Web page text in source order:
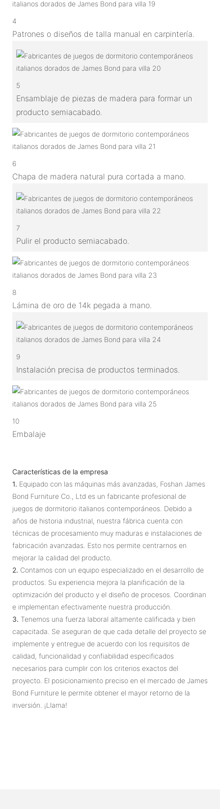
4
Patrones o diseños de talla manual en carpintería.
5
Ensamblaje de piezas de madera para formar un
producto semiacabado.
6
Chapa de madera natural pura cortada a mano.
7
Pulir el producto semiacabado.
8
Lámina de oro de 14k pegada a mano.
9
Instalación precisa de productos terminados.
10
Embalaje
Características de la empresa
1. Equipado con las máquinas más avanzadas, Foshan James
Bond Furniture Co., Ltd es un fabricante profesional de
juegos de dormitorio italianos contemporáneos. Debido a
años de historia industrial, nuestra fábrica cuenta con
técnicas de procesamiento muy maduras e instalaciones de
fabricación avanzadas. Esto nos permite centrarnos en
mejorar la calidad del producto.
2. Contamos con un equipo especializado en el desarrollo de
productos. Su experiencia mejora la planificación de la
optimización del producto y el diseño de procesos. Coordinan
e implementan efectivamente nuestra producción.
3. Tenemos una fuerza laboral altamente calificada y bien
capacitada. Se aseguran de que cada detalle del proyecto se
implemente y entregue de acuerdo con los requisitos de
calidad, funcionalidad y confiabilidad especificados
necesarios para cumplir con los criterios exactos del
proyecto. El posicionamiento preciso en el mercado de James
Bond Furniture le permite obtener el mayor retorno de la
inversión. ¡Llama!